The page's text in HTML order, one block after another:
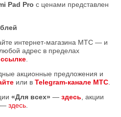
Pad Pro с ценами представлен
интернет-магазина МТС — и
адрес в пределах
ссылке.
акционные предложения и
или в Telegram-канале МТС.
«Для всех» — здесь, акции
— здесь.